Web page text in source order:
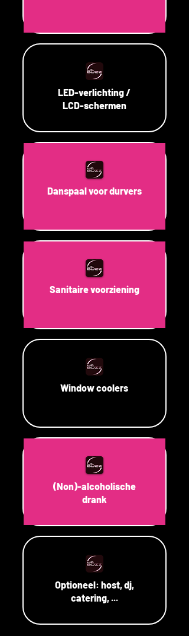
LED-verlichting /
LCD-schermen
Danspaal voor durvers
Sanitaire voorziening
Window coolers
(Non)-alcoholische
drank
Optioneel: host, dj,
catering, ...